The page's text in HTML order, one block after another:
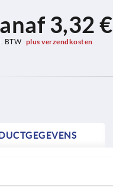
3,32 €
BTW plus verzendkosten